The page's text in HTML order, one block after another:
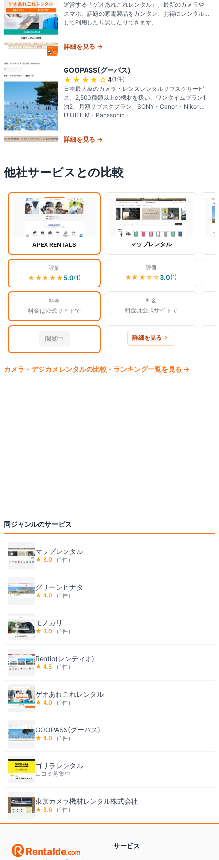
運営する「ゲオあれこれレンタル」。最新のカメラや
スマホ、話題の家電製品をカンタン、お得にレンタル
して利用したり試したりできます。
詳細を見る →
GOOPASS(グーパス)
★★★★ ☆4(1件)
日本最大級のカメラ・レンズレンタルサブスクサービ
ス。2,500種類以上の機材を扱い、ワンタイムプラン1
泊2、月額サブスクプラン。SONY・Canon・Nikon・
FUJIFILM・Panasonic・
詳細を見る →
他社サービスとの比較
閲覧中
APEX RENTALS マップレンタル
評価
★★★★★ 5.0(1)
評価
★★★☆☆3.0(1)
料金
料金は公式サイトで
料金
料金は公式サイトで
閲覧中 詳細を見る
カメラ・デジカメ レンタルの比較・ランキング一覧を見る →
同ジャンルのサービス
マップレンタル
★ 3.0 （1件）
グリーンヒナタ
★ 4.0 （1件）
モノカリ！
★ 3.0 （1件）
Rentio(レンティオ)
★ 4.5 （1件）
ゲオあれこれレンタル
★ 4.0 （1件）
GOOPASS(グーパス)
★ 4.0 （1件）
ゴリラレンタル
口コミ募集中
東京カメラ機材レンタル株式会社
★ 3.6 （1件）
サービス